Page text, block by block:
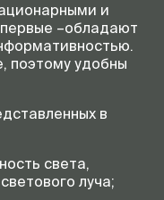
и
–обладают
поэтому удобны
в
света,
луча;